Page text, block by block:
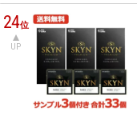
24位
UP